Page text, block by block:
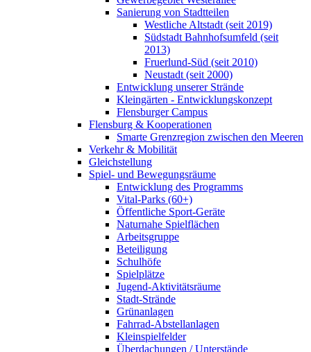
Sanierung von Stadtteilen
Westliche Altstadt (seit 2019)
Südstadt Bahnhofsumfeld (seit
2013)
Fruerlund-Süd (seit 2010)
Neustadt (seit 2000)
Entwicklung unserer Strände
Kleingärten - Entwicklungskonzept
Flensburger Campus
Flensburg & Kooperationen
Smarte Grenzregion zwischen den Meeren
Verkehr & Mobilität
Gleichstellung
Spiel- und Bewegungsräume
Entwicklung des Programms
Vital-Parks (60+)
Öffentliche Sport-Geräte
Naturnahe Spielflächen
Arbeitsgruppe
Beteiligung
Schulhöfe
Spielplätze
Jugend-Aktivitätsräume
Stadt-Strände
Grünanlagen
Fahrrad-Abstellanlagen
Kleinspielfelder
Überdachungen / Unterstände